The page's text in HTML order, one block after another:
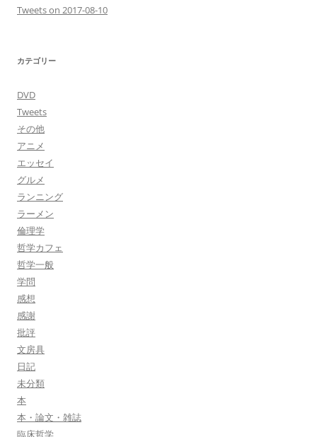
Tweets on 2017-08-10
カテゴリー
DVD
Tweets
その他
アニメ
エッセイ
グルメ
ランニング
ラーメン
倫理学
哲学カフェ
哲学一般
学問
感想
感謝
批評
文房具
日記
未分類
本
本・論文・雑誌
臨床哲学